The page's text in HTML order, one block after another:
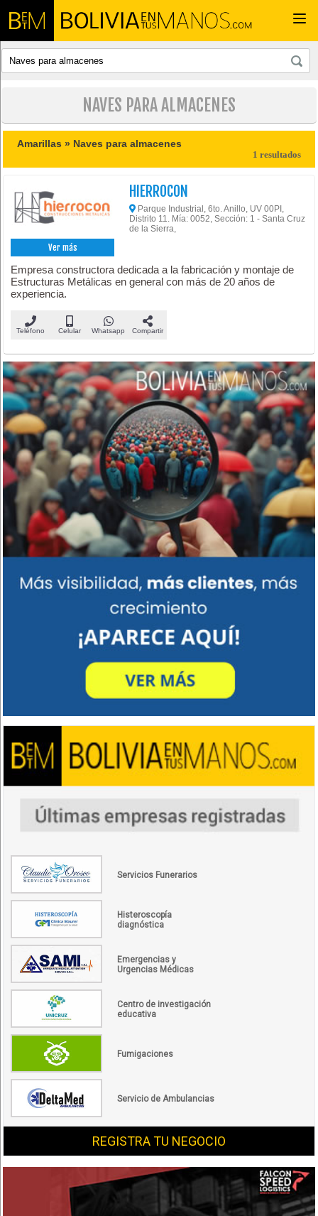
NAVES PARA ALMACENES
Amarillas » Naves para almacenes
1 resultados
Ver más
HIERROCON
Parque Industrial, 6to. Anillo, UV 00PI,
Distrito 11. Mía: 0052, Sección: 1 - Santa Cruz
de la Sierra,
Empresa constructora dedicada a la fabricación y montaje de
Estructuras Metálicas en general con más de 20 años de
experiencia.
Teléfono Celular Whatsapp Compartir
Servicios Funerarios
Histeroscopía
diagnóstica
Emergencias y
Urgencias Médicas
Centro de investigación
educativa
Fumigaciones
Servicio de Ambulancias
REGISTRA TU NEGOCIO